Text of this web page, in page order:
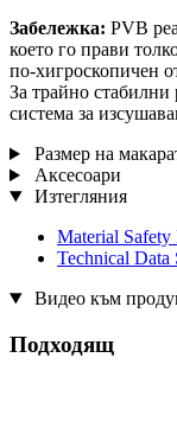
Забележка: PVB
което го прави
по-хигроскопичен
За трайно стабилни
система за
Размер на
Аксесоари
Изтегляния
Material Safety
Technical Data
Видео към
Подходящ